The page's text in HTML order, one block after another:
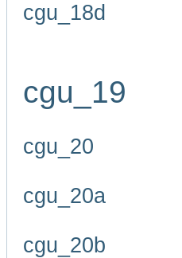
cgu_18d
cgu_19
cgu_20
cgu_20a
cgu_20b